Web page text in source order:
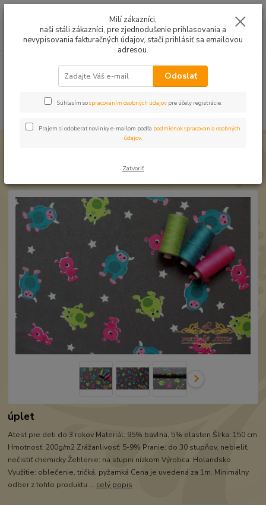
0949224331
9:00 -14:30
za0,00 EUR
Úplet Príšerky postavičky
Úplet Príšerky postavičky
úplet
Atest pre deti do 3 rokov Materiál: 95% bavlna, 5% elasten Šírka: 150 cm
Hmotnosť: 200g/m2 Zrážanlivosť: 5-9% Pranie: do 30 stupňov, nebieliť,
nečistiť chemicky Žehlenie: na stupni nízkom Výrobca: Holandsko
Využitie: oblečenie, tričká, pyžamká Cena je uvedená za 1m. Minimálny
odber z tohto produktu ... celý popis
Milí zákazníci,
naši stáli zákazníci, pre zjednodušenie prihlasovania a
nevypisovania fakturačných údajov, stačí prihlásiť sa emailovou
adresou.
Odoslať
Súhlasím sospracovaním osobných údajov pre účely registrácie.
Prajem si odoberať novinky e-mailom podľa podmienok spracovania osobných
údajov.
Zatvoriť